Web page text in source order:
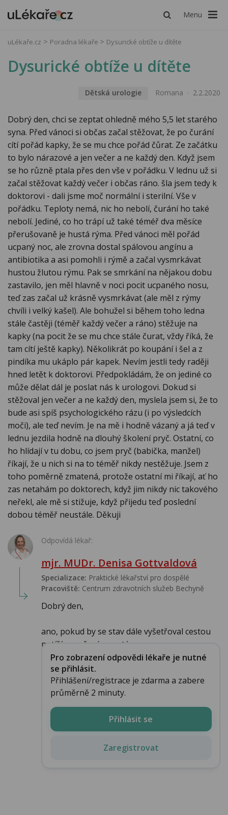
Menu
uLékaře.cz Poradna lékaře Dysurické obtíže u dítěte
Dysurické obtíže u dítěte
Dětská urologie Romana 2.2.2020
Dobrý den, chci se zeptat ohledně mého 5,5 let starého
syna. Před vánoci si občas začal stěžovat, že po čurání
cítí pořád kapky, že se mu chce pořád čůrat. Ze začátku
to bylo nárazové a jen večer a ne každý den. Když jsem
se ho různě ptala přes den vše v pořádku. V lednu už si
začal stěžovat každý večer i občas ráno. šla jsem tedy k
doktorovi - dali jsme moč normální i sterilní. Vše v
pořádku. Teploty nemá, nic ho nebolí, čurání ho také
nebolí. Jediné, co ho trápí už také téméř dva měsíce
přerušovaně je hustá rýma. Před vánoci měl pořád
ucpaný noc, ale zrovna dostal spálovou angínu a
antibiotika a asi pomohli i rýmě a začal vysmrkávat
hustou žlutou rýmu. Pak se smrkání na nějakou dobu
zastavilo, jen měl hlavně v noci pocit ucpaného nosu,
teď zas začal už krásně vysmrkávat (ale měl z rýmy
chvíli i velký kašel). Ale bohužel si během toho ledna
stále častěji (téměř každý večer a ráno) stěžuje na
kapky (na pocit že se mu chce stále čurat, vždy říká, že
tam cítí ještě kapky). Několikrát po koupání i šel a z
pindíka mu ukáplo pár kapek. Nevím jestli tedy raději
hned letět k doktorovi. Předpokládám, že on jediné co
může dělat dál je poslat nás k urologovi. Dokud si
stěžoval jen večer a ne každý den, myslela jsem si, že to
bude asi spíš psychologického rázu (i po výsledcích
moči), ale teď nevím. Je na mě i hodně vázaný a já teď v
lednu jezdila hodně na dlouhý školení pryč. Ostatní, co
ho hlídají v tu dobu, co jsem pryč (babička, manžel)
říkají, že u nich si na to téměř nikdy nestěžuje. Jsem z
toho poměrně zmatená, protože ostatní mi říkají, ať ho
zas netahám po doktorech, když jim nikdy nic takového
neřekl, ale mě si stižuje, když přijedu teď poslední
dobou téměř neustále. Děkuji
Odpovídá lékař:
mjr. MUDr. Denisa Gottvaldová
Specializace: Praktické lékařství pro dospělé
Pracoviště: Centrum zdravotních služeb Bechyně
Dobrý den,
ano, pokud by se stav dále vyšetřoval cestou
potíží s močovým systémem, pa...
Pro zobrazení odpovědi lékaře je nutné
se přihlásit.
Přihlášení/registrace je zdarma a zabere
průměrně 2 minuty.
Přihlásit se
Zaregistrovat